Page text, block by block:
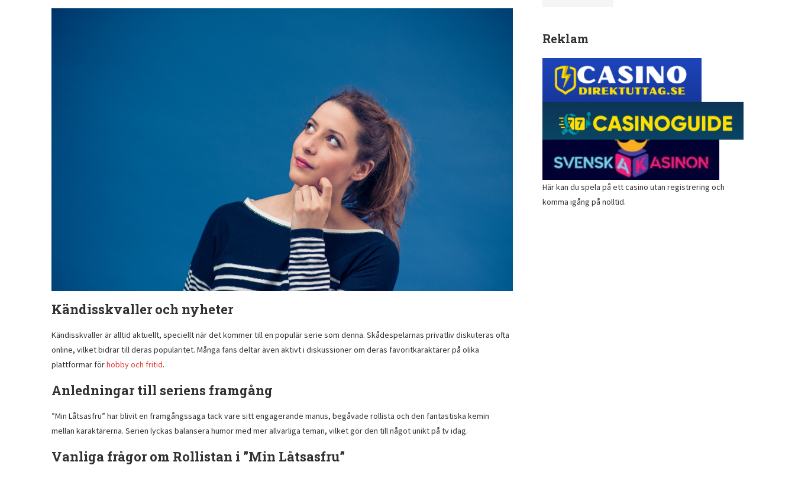
Kändisskvaller och nyheter
Kändisskvaller är alltid aktuellt, speciellt när det kommer till en populär serie som denna. Skådespelarnas privatliv diskuteras ofta
online, vilket bidrar till deras popularitet. Många fans deltar även aktivt i diskussioner om deras favoritkaraktärer på olika
plattformar förhobby och fritid.
Anledningar till seriens framgång
”Min Låtsasfru” har blivit en framgångssaga tack vare sitt engagerande manus, begåvade rollista och den fantastiska kemin
mellan karaktärerna. Serien lyckas balansera humor med mer allvarliga teman, vilket gör den till något unikt på tv idag.
Vanliga frågor om Rollistan i ”Min Låtsasfru”
Reklam
Här kan du spela på ettcasino utan registrering och
komma igång på nolltid.